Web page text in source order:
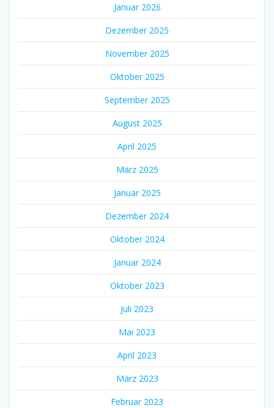
Januar 2026
Dezember 2025
November 2025
Oktober 2025
September 2025
August 2025
April 2025
März 2025
Januar 2025
Dezember 2024
Oktober 2024
Januar 2024
Oktober 2023
Juli 2023
Mai 2023
April 2023
März 2023
Februar 2023